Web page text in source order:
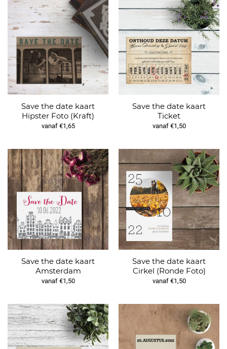
Save the date kaart
Hipster Foto (Kraft)
vanaf €1,65
Save the date kaart
Ticket
vanaf €1,50
Save the date kaart
Amsterdam
vanaf €1,50
Save the date kaart
Cirkel (Ronde Foto)
vanaf €1,50